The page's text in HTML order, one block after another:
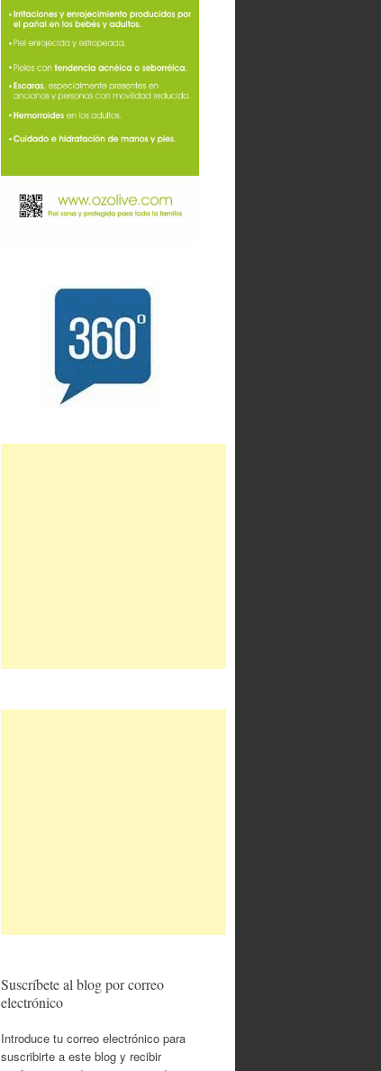
Suscríbete al blog por correo
electrónico
Introduce tu correo electrónico para
suscribirte a este blog y recibir